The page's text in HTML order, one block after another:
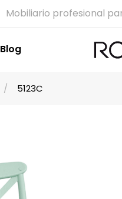
Mobiliario profesional
Blog
5123C